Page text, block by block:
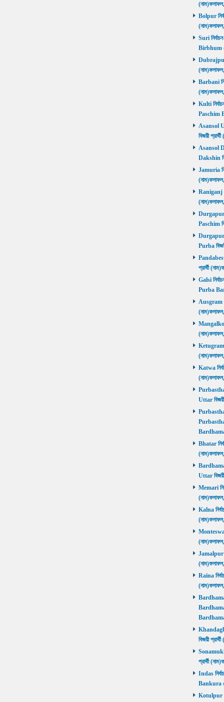
Bolpur
Suri
Birbhum
Dubrajpur
Barbani
Kulti
Paschim
Asansol
বিজয়ী
Asansol
Dakshin
Jamuria
Raniganj
Durgapur
Paschim
Durgapur
Purba
প্রার্থী
Galsi
Purba
Ausgram
Mangalkot
Ketugram
Katwa
Uttar
Bhatar
Uttar
Memari
Kalna
Monteswar
Jamalpur
Raina
বিজয়ী
Sonamukhi
প্রার্থী
Indas
Bankura
Kotulpur